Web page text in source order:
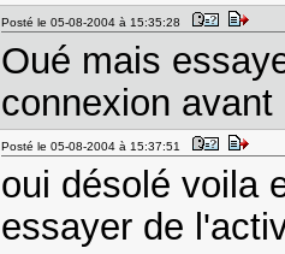
Posté le 05-08-2004 à 15:35:28
Oué mais
connexion
Posté le 05-08-2004 à 15:37:51
oui désolé voila
essayer de